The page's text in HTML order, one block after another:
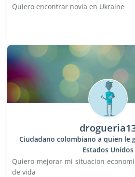
Quiero encontrar novia en Ukraine
Ciudadano colombiano a quien le
Estados Unidos
Quiero mejorar mi situacion
de vida